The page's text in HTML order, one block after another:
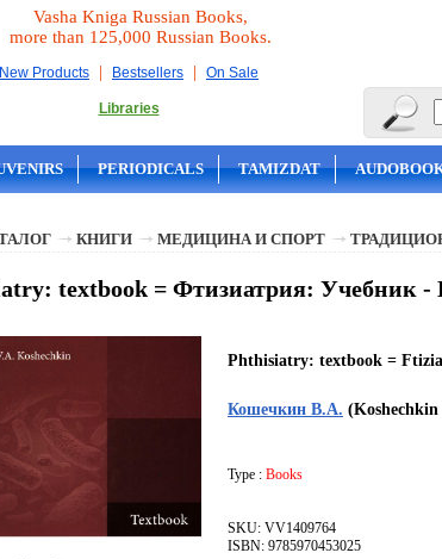
Vasha Kniga Russian Books,
more than 125,000 Russian Books.
New Products | Bestsellers | On Sale
Libraries
PERIODICALS TAMIZDAT
КНИГИ МЕДИЦИНА И СПОРТ
textbook = Фтизиатрия: Учебник
Phthisiatry: textbook =
Кошечкин В.А. (Koshechkin
Type : Books
SKU: VV1409764
ISBN: 9785970453025